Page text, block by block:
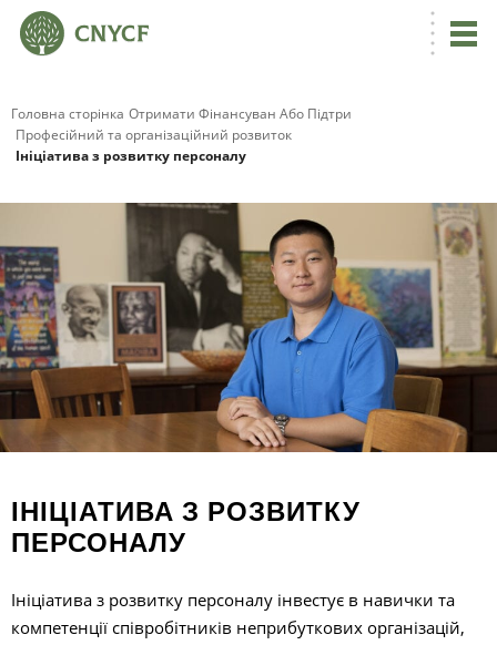
Головна сторінка Отримати Фінансуван Або Підтри
Професійний та організаційний розвиток
Ініціатива з розвитку персоналу
ІНІЦІАТИВА З РОЗВИТКУ
ПЕРСОНАЛУ
Ініціатива з розвитку персоналу інвестує в навички та
компетенції співробітників неприбуткових організацій,